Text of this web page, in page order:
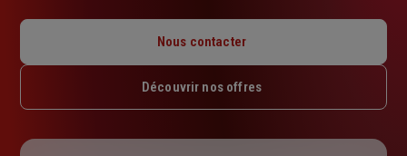
Mardi : 09h – 12h / 14h – 17h
Jeudi : 09h – 12h / 14h – 17h
Dimanche : Fermé
Nous contacter
Découvrir nos offres